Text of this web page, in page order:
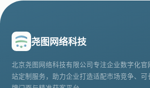
尧图网络科技
北京尧图网络科技有限公司专注企业数字化官
站定制服务，助力企业打造适配市场竞争、可